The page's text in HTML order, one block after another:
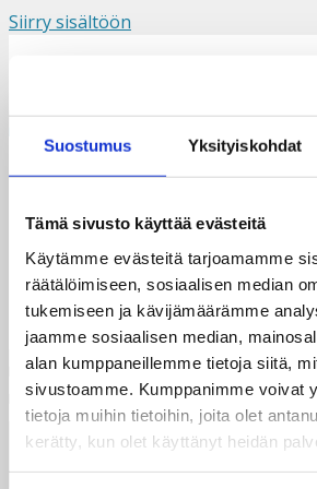
Suostumus Yksityiskohdat
Tämä sivusto käyttää evästeitä
Käytämme evästeitä tarjoamamme
räätälöimiseen, sosiaalisen median
tukemiseen ja kävijämäärämme
jaamme sosiaalisen median,
alan kumppaneillemme tietoja siitä,
sivustoamme. Kumppanimme voivat
tietoja muihin tietoihin, joita olet
kerätty, kun olet käyttänyt heidän
Siirry sisältöön
Valikko
Vilma-43cropped2